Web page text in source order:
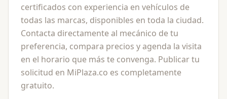
certificados con experiencia en vehículos de
todas las marcas, disponibles en toda la ciudad.
Contacta directamente al mecánico de tu
preferencia, compara precios y agenda la visita
en el horario que más te convenga. Publicar tu
solicitud en MiPlaza.co es completamente
gratuito.